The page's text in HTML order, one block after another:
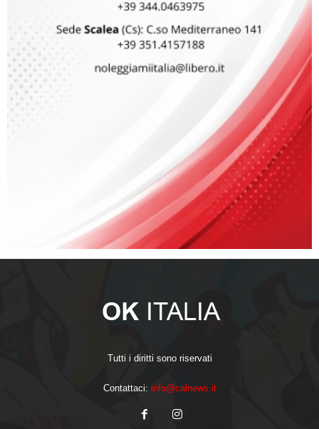
Tutti i diritti sono riservati
Contattaci: info@calnews.it